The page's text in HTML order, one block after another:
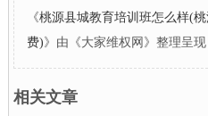
《桃源县城教育培训班怎么样(
费)》由《大家维权网》整理呈
相关文章